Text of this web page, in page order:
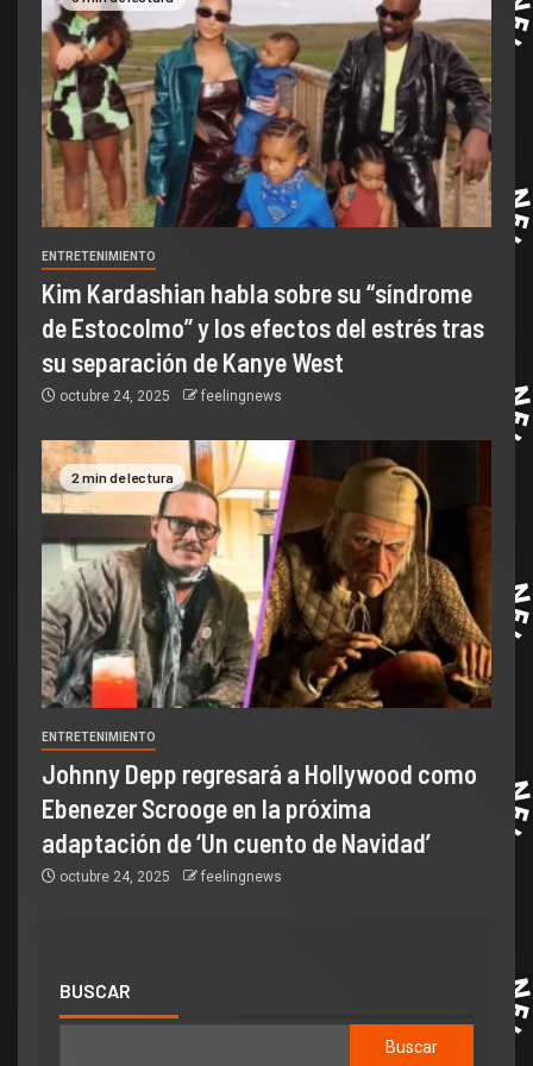
ENTRETENIMIENTO
Kim Kardashian habla sobre su “síndrome
de Estocolmo” y los efectos del estrés tras
su separación de Kanye West
octubre 24, 2025 feelingnews
2 min de lectura
ENTRETENIMIENTO
Johnny Depp regresará a Hollywood como
Ebenezer Scrooge en la próxima
adaptación de ‘Un cuento de Navidad’
octubre 24, 2025 feelingnews
BUSCAR
Buscar